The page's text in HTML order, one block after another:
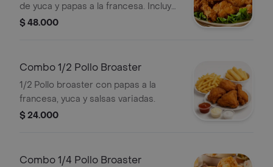
de yuca y papas a la francesa. Incluye
salsas.
$ 48.000
Combo 1/2 Pollo Broaster
1/2 Pollo broaster con papas a la
francesa, yuca y salsas variadas.
$ 24.000
Combo 1/4 Pollo Broaster